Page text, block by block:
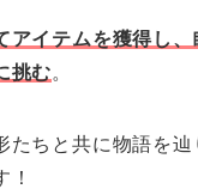
アイテムを獲得し
挑む。
たちと共に物語を辿
！